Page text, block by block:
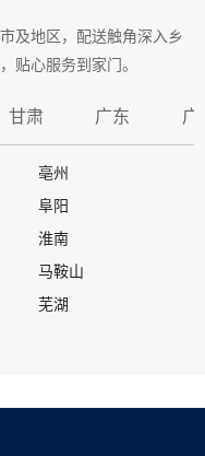
及地区，配送触角深入乡
贴心服务到家门。
甘肃 广东 广
亳州
阜阳
淮南
马鞍山
芜湖